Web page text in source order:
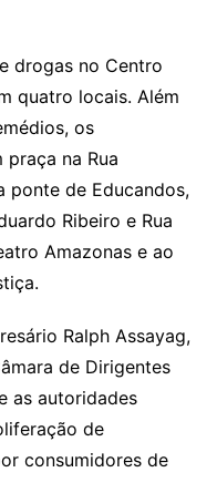
drogas no Centro
quatro locais. Além
os
na Rua
ponte de Educandos,
Ribeiro e Rua
Amazonas e ao
Ralph Assayag,
de Dirigentes
as autoridades
de
consumidores de